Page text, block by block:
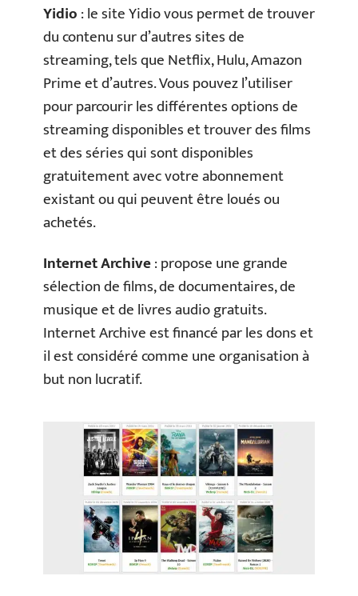
Yidio: le site Yidio vous permet de trouver
du contenu sur d’autres sites de
streaming, tels que Netflix, Hulu, Amazon
Prime et d’autres. Vous pouvez l’utiliser
pour parcourir les différentes options de
streaming disponibles et trouver des films
et des séries qui sont disponibles
gratuitement avec votre abonnement
existant ou qui peuvent être loués ou
achetés.
Internet Archive: propose une grande
sélection de films, de documentaires, de
musique et de livres audio gratuits.
Internet Archive est financé par les dons et
il est considéré comme une organisation à
but non lucratif.